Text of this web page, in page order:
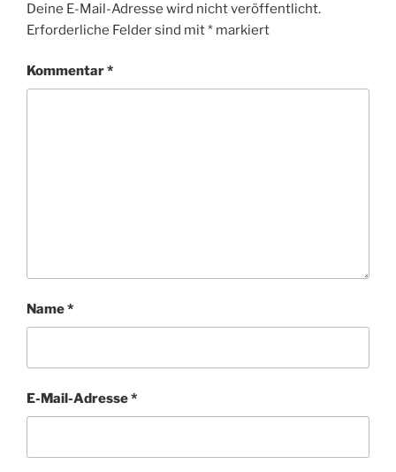
Deine E-Mail-Adresse wird nicht veröffentlicht.
Erforderliche Felder sind mit* markiert
Kommentar*
Name*
E-Mail-Adresse*